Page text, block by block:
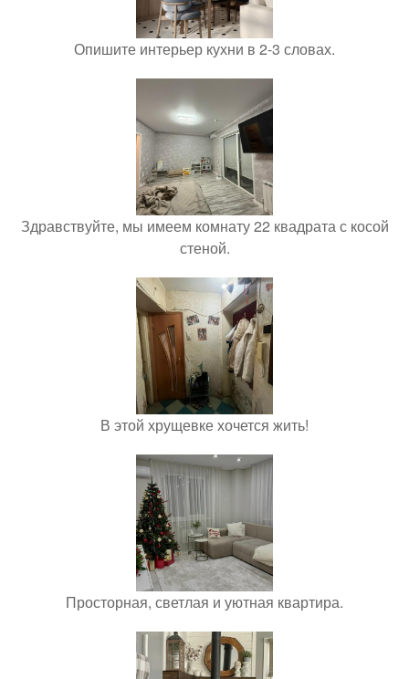
Опишите интерьер кухни в 2-3 словах.
Здравствуйте, мы имеем комнату 22 квадрата с косой
стеной.
В этой хрущевке хочется жить!
Просторная, светлая и уютная квартира.